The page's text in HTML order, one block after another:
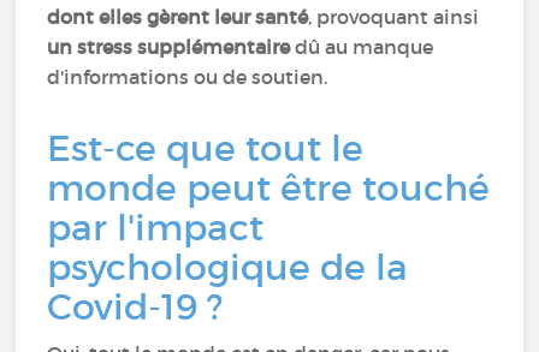
dont elles gèrent leur santé, provoquant ainsi
un stress supplémentairedû au manque
d'informations ou de soutien.
Est-ce que tout le
monde peut être touché
par l'impact
psychologique de la
Covid-19 ?